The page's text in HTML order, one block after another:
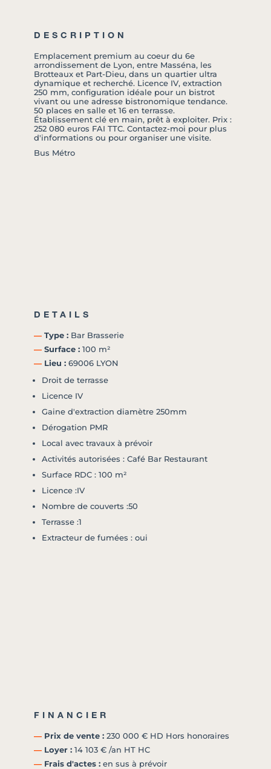
DESCRIPTION
Emplacement premium au coeur du 6e
arrondissement de Lyon, entre Masséna, les
Brotteaux et Part-Dieu, dans un quartier ultra
dynamique et recherché. Licence IV, extraction
250 mm, configuration idéale pour un bistrot
vivant ou une adresse bistronomique tendance.
50 places en salle et 16 en terrasse.
Établissement clé en main, prêt à exploiter. Prix :
252 080 euros FAI TTC. Contactez-moi pour plus
d'informations ou pour organiser une visite.
Bus Métro
DETAILS
― Type : Bar Brasserie
― Surface : 100 m²
― Lieu : 69006 LYON
Droit de terrasse
Licence IV
Gaine d'extraction diamètre 250mm
Dérogation PMR
Local avec travaux à prévoir
Activités autorisées : Café Bar Restaurant
Surface RDC : 100 m²
Licence :IV
Nombre de couverts :50
Terrasse :1
Extracteur de fumées : oui
FINANCIER
― Prix de vente : 230 000 € HD Hors honoraires
― Loyer : 14 103 € /an HT HC
― Frais d'actes : en sus à prévoir